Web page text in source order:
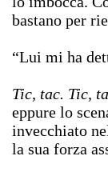
bastano per
“Lui mi ha
Tic, tac. Tic,
eppure lo
invecchiato
la sua forza